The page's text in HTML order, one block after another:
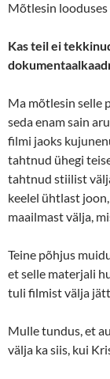
Mõtlesin looduses
Kas teil ei
Ma mõtlesin selle
seda enam sain
filmi jaoks
tahtnud ühegi
tahtnud stiilist
keelel ühtlast
maailmast välja,
Teine põhjus
et selle materjali
tuli filmist välja
Mulle tundus, et
välja ka siis, kui